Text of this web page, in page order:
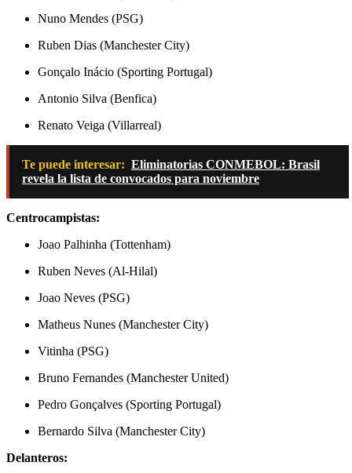
Nuno Mendes (PSG)
Ruben Dias (Manchester City)
Gonçalo Inácio (Sporting Portugal)
Antonio Silva (Benfica)
Renato Veiga (Villarreal)
Te puede interesar: Eliminatorias CONMEBOL: Brasil
revela la lista de convocados para noviembre
Centrocampistas:
Joao Palhinha (Tottenham)
Ruben Neves (Al-Hilal)
Joao Neves (PSG)
Matheus Nunes (Manchester City)
Vitinha (PSG)
Bruno Fernandes (Manchester United)
Pedro Gonçalves (Sporting Portugal)
Bernardo Silva (Manchester City)
Delanteros: